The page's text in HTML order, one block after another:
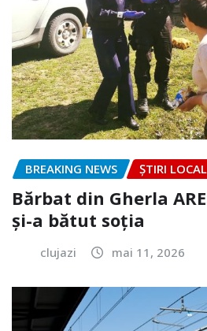
BREAKING NEWS ȘTIRI
Bărbat din Gherla
și-a bătut soția
clujazi mai 11, 2026